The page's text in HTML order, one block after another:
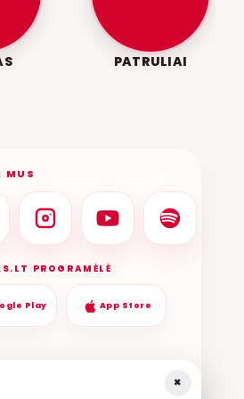
PATRULIAI
MUS
PROGRAMĖLĖ
Play App Store
×